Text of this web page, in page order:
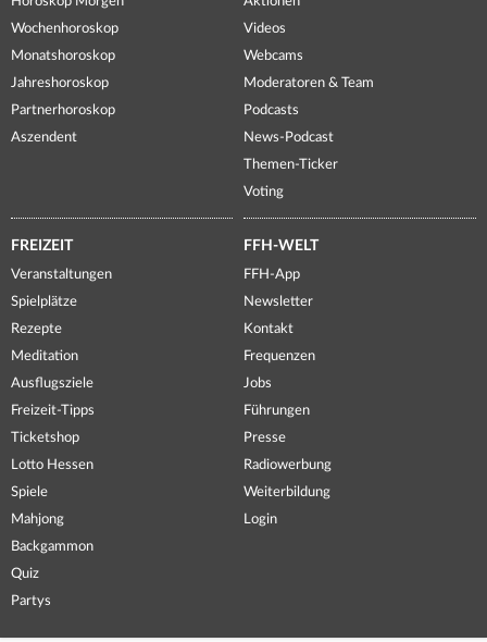
Wochenhoroskop
Monatshoroskop
Jahreshoroskop
Partnerhoroskop
Aszendent
Videos
Webcams
Moderatoren & Team
Podcasts
News-Podcast
Themen-Ticker
Voting
FREIZEIT
Veranstaltungen
Spielplätze
Rezepte
Meditation
Ausflugsziele
Freizeit-Tipps
Ticketshop
Lotto Hessen
Spiele
Mahjong
Backgammon
Quiz
Partys
FFH-WELT
FFH-App
Newsletter
Kontakt
Frequenzen
Jobs
Führungen
Presse
Radiowerbung
Weiterbildung
Login